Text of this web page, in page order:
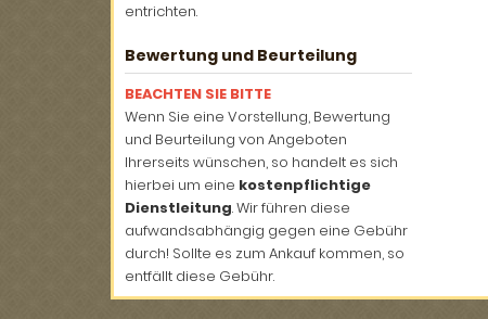
entrichten.
Bewertung und Beurteilung
BEACHTEN SIE BITTE
Wenn Sie eine Vorstellung, Bewertung
und Beurteilung von Angeboten
Ihrerseits wünschen, so handelt es sich
hierbei um eine kostenpflichtige
Dienstleitung. Wir führen diese
aufwandsabhängig gegen eine Gebühr
durch! Sollte es zum Ankauf kommen, so
entfällt diese Gebühr.